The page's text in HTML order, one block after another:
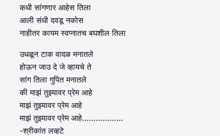
कधी सांगणार आहेस तिला
आली संधी दवडू नकोस
नाहीतर कायम स्वप्नातच बघशील तिला
उधळून टाक वादळ मनातले
होऊन जाउ दे जे व्हायचे ते
सांग तिला गुपित मनातले
की माझं तुझ्यावर प्रेम आहे
माझं तुझ्यावर प्रेम आहे
माझं तुझ्यावर प्रेम आहे………………
-श्रीकांत लव्हटे